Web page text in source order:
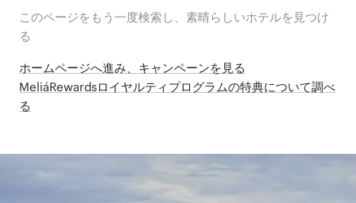
このページをもう一度検索し、素晴らしいホテルを見つけ
る
ホームページへ進み、キャンペーンを見る
MeliáRewardsロイヤルティプログラムの特典について調べ
る